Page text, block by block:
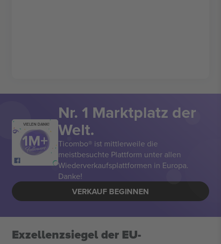
VIELEN DANK!
Nr. 1 Marktplatz der
Welt.
Ticombo® ist mittlerweile die
meistbesuchte Plattform unter allen
Wiederverkaufsplattformen in Europa.
Danke!
VERKAUF BEGINNEN
Exzellenzsiegel der EU-